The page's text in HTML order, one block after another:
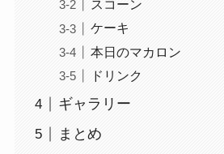
スコーン
ケーキ
本日のマカロン
ドリンク
ギャラリー
まとめ